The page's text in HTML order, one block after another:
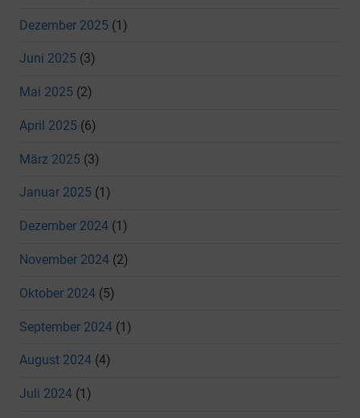
Dezember 2025 (1)
Juni 2025 (3)
Mai 2025 (2)
April 2025 (6)
März 2025 (3)
Januar 2025 (1)
Dezember 2024 (1)
November 2024 (2)
Oktober 2024 (5)
September 2024 (1)
August 2024 (4)
Juli 2024 (1)